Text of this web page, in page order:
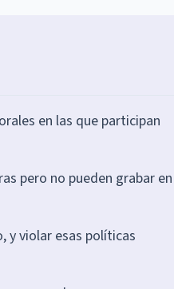
en las que participan
pero no pueden grabar en
y violar esas políticas